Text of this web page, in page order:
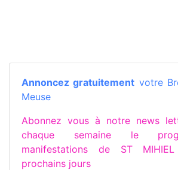
Annoncez gratuitement votre
Meuse
Abonnez vous à notre news
chaque semaine le
manifestations de ST
prochains jours